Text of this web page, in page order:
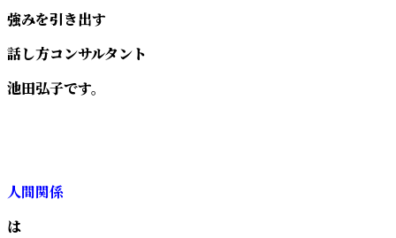
強みを引き出す
話し方コンサルタント
池田弘子です。
人間関係
は